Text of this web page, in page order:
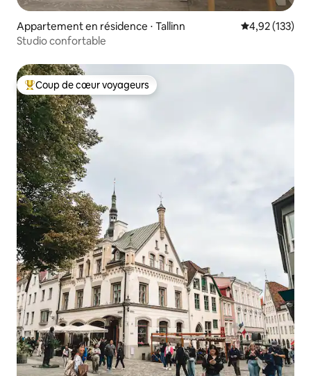
Appartement en résidence ⋅ Tallinn Évaluation
4,92 (133)
Studio confortable
Coups de cœur voyageurs les plus appréciés
Coup de cœur voyageurs